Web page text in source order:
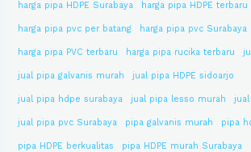
harga pipa HDPE Surabaya harga pipa HDPE terbaru
harga pipa pvc per batang harga pipa pvc Surabaya
harga pipa PVC terbaru harga pipa rucika terbaru
jual pipa galvanis murah jual pipa HDPE sidoarjo
jual pipa hdpe surabaya jual pipa lesso murah
jual pipa pvc Surabaya pipa galvanis murah pipa
pipa HDPE berkualitas pipa HDPE murah Surabaya